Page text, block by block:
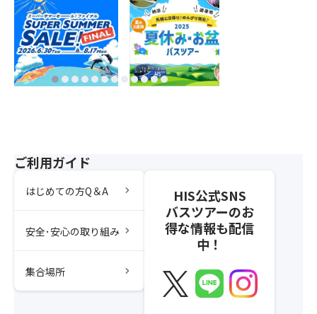
ご利用ガイド
はじめての方Q＆A chevron_right
安全･安心の取り組み chevron_right
集合場所 chevron_right
HIS公式SNS
バスツアーのお
得な情報も配信
中！